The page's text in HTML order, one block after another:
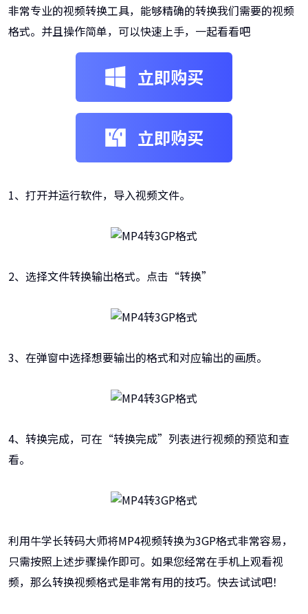
非常专业的视频转换工具，能够精确的转换我们需要的视频
格式。并且操作简单，可以快速上手，一起看看吧
立即购买
立即购买
1、打开并运行软件，导入视频文件。
2、选择文件转换输出格式。点击“转换”
3、在弹窗中选择想要输出的格式和对应输出的画质。
4、转换完成，可在“转换完成”列表进行视频的预览和查
看。
利用牛学长转码大师将MP4视频转换为3GP格式非常容易，
只需按照上述步骤操作即可。如果您经常在手机上观看视
频，那么转换视频格式是非常有用的技巧。快去试试吧！